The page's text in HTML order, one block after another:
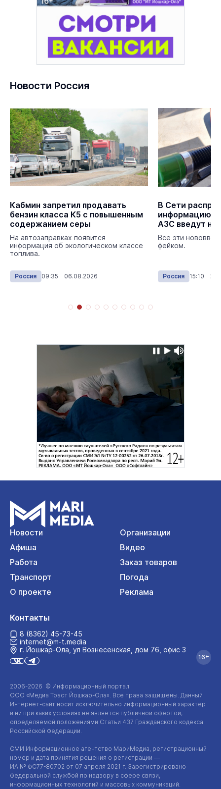
Новости Россия
Кабмин запретил продавать
бензин класса К5 с повышенным
содержанием серы
На автозаправках появится
информация об экологическом классе
топлива.
Россия 09:35 06.08.2026
В Сети
информацию,
АЗС введут
Все эти
фейком.
Россия 15:10
Новости
Организации
Афиша
Видео
Работа
Заказ товаров
Транспорт
Погода
О проекте
Реклама
2006-2026 © Информационный портал
ООО «Медиа Траст Йошкар-Ола». Все права защищены. Данный
Интернет-сайт носит исключительно информационный характер
и ни при каких условиях не является публичной офертой,
определяемой положениями Статьи 437 Гражданского кодекса
Российской Федерации.
СМИ Информационное агентство МариМедиа, регистрационный
номер и дата принятия решения о регистрации —
ИА № ФС77-80702 от 07 апреля 2021 г. Зарегистрировано
Федеральной службой по надзору в сфере связи,
информационных технологий и массовых коммуникаций.
Контакты
8 (8362) 45-73-45
internet@m-t.media
г. Йошкар‑Ола, ул Вознесенская, дом 76, офис 3
16+